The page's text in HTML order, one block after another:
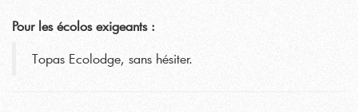
Pour les écolos exigeants :
Topas Ecolodge, sans hésiter.